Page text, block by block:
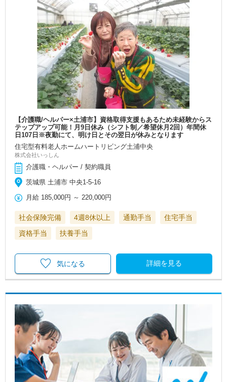
【介護職/ヘルパー×土浦市】資格取得支援もあるため未経験からス
テップアップ可能！月9日休み（シフト制／希望休月2回）年間休
日107日※夜勤にて、明け日とその翌日が休みとなります
住宅型有料老人ホームハートリビング土浦中央
株式会社いっしん
介護職・ヘルパー / 契約職員
茨城県 土浦市 中央1-5-16
月給 185,000円 ～ 220,000円
社会保険完備 4週8休以上 通勤手当
住宅手当
資格手当
扶養手当
詳細を見る
気になる